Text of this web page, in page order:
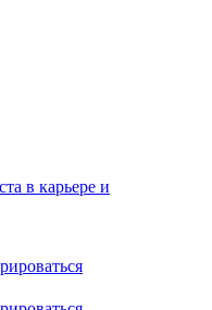
в карьере и